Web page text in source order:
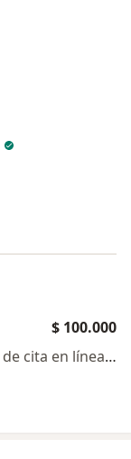
$ 100.000
Este especialista no ofrece reserva de cita en línea en esta dirección.